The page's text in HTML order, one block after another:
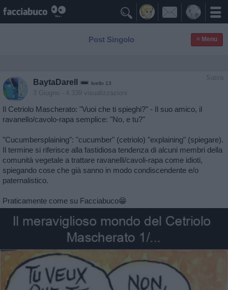

Post Singolo ≡ Menu
Satira
BaytaDarell livello 13
3 Giugno - 4.339 visualizzazioni
Il Cetriolo Mascherato: "Vuoi che ti spieghi?" - Il suo amico, il
ravanello/cavolo-rapa semplice: "No, e tu?"
"Cucumbersplaining": "cucumber" (cetriolo) "explaining" (spiegare).
Il termine si riferisce alla fastidiosa tendenza di alcuni membri della
comunità vegetale a trattare ravanelli/cavoli-rapa come idioti,
spiegando cose che già sanno in modo condiscendente e/o
paternalistico.
Praticamente come su Facciabuco😁